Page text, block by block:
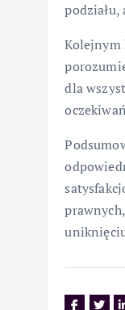
Kolejnym
dla